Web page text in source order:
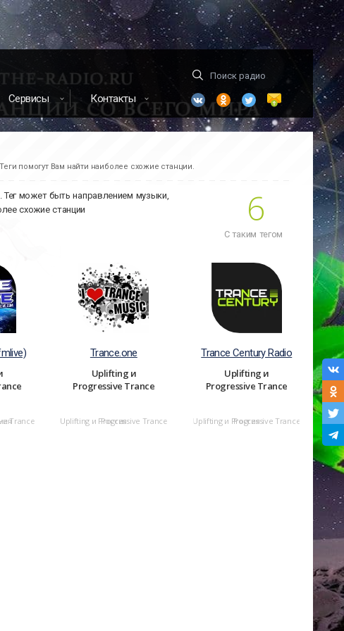
Сервисы Контакты
помогут Вам найти наиболее схожие станции.
. Тег может быть направлением музыки,
схожие станции
6
С таким тегом
Trance
Trance.one
Uplifting и
Progressive Trance
Uplifting и Progressive Trance
Россия
Trance Century Radio
Uplifting и
Progressive Trance
Uplifting и Progressive Trance
Россия